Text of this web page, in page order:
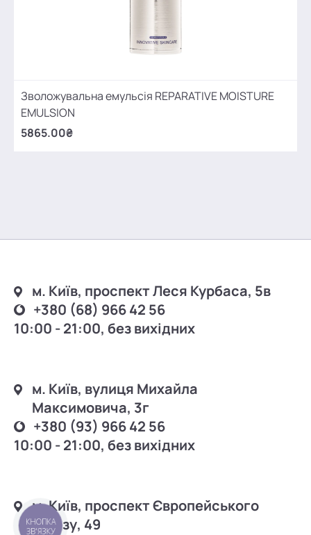
Зволожувальна емульсія REPARATIVE MOISTURE
EMULSION
5865.00₴
м. Київ, проспект Леся Курбаса, 5в
+380 (68) 966 42 56
10:00 - 21:00, без вихідних
м. Київ, вулиця Михайла
Максимовича, 3г
+380 (93) 966 42 56
10:00 - 21:00, без вихідних
м. Київ, проспект Європейського
Союзу, 49
КНОПКА
ЗВ'ЯЗКУ